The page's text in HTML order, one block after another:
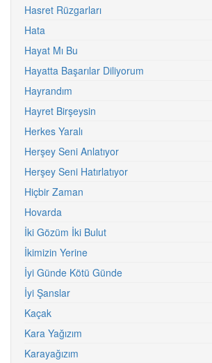
Hasret Rüzgarları
Hata
Hayat Mı Bu
Hayatta Başarılar Diliyorum
Hayrandım
Hayret Birşeysin
Herkes Yaralı
Herşey Seni Anlatıyor
Herşey Seni Hatırlatıyor
Hiçbir Zaman
Hovarda
İki Gözüm İki Bulut
İkimizin Yerine
İyi Günde Kötü Günde
İyi Şanslar
Kaçak
Kara Yağızım
Karayağızım